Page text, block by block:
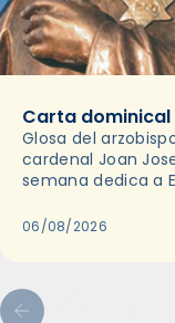
Carta dominical
Glosa del
cardenal Joan
semana dedica a
06/08/2026